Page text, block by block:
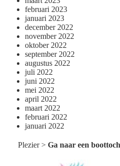
februari 2023
januari 2023
december 2022
november 2022
oktober 2022
september 2022
augustus 2022
juli 2022
juni 2022
mei 2022
april 2022
maart 2022
februari 2022
januari 2022
Plezier> Ga naar een